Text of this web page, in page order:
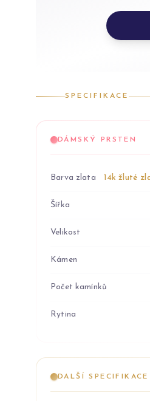
SPECIFIKACE
DÁMSKÝ PRSTEN
Barva zlata 14k žluté
Šířka
Velikost
Kámen
Počet kamínků
Rytina
DALŠÍ SPECIFIKACE